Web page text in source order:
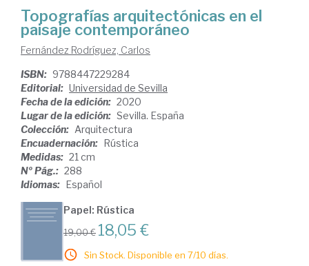
Topografías arquitectónicas en el
paisaje contemporáneo
Fernández Rodríguez, Carlos
ISBN: 9788447229284
Editorial: Universidad de Sevilla
Fecha de la edición: 2020
Lugar de la edición: Sevilla. España
Colección: Arquitectura
Encuadernación: Rústica
Medidas: 21 cm
Nº Pág.: 288
Idiomas: Español
Papel: Rústica
19,00 € 18,05 €
Sin Stock. Disponible en 7/10 días.